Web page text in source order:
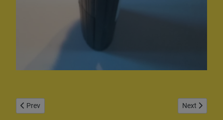
Previous article: Arduino Pro Mini Tools
Prev Next article:
Next